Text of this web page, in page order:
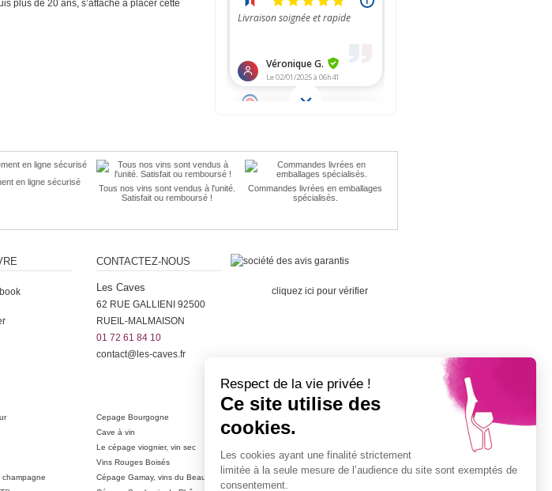
plus de 20 ans, s’attache à placer cette
en ligne sécurisé
Tous nos vins sont vendus à l'unité.
Satisfait ou remboursé !
Commandes livrées en emballages
spécialisés.
CONTACTEZ-NOUS
Les Caves
62 RUE GALLIENI 92500
RUEIL-MALMAISON
01 72 61 84 10
contact@les-caves.fr
cliquez ici pour vérifier.
Cepage Bourgogne
Cave à vin
Cépage Chenin
Le cépage viognier, vin sec
Vins Rouges Boisés
Cépage Muscat
champagne Cépage Gamay, vins du Beaujolais
Respect de la vie privée !
Ce site utilise des
cookies.
Les cookies ayant une finalité strictement
limitée à la seule mesure de l’audience du site sont exemptés de
consentement.